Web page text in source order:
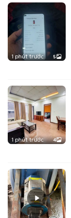
1 phút trước 5
1 phút trước 4